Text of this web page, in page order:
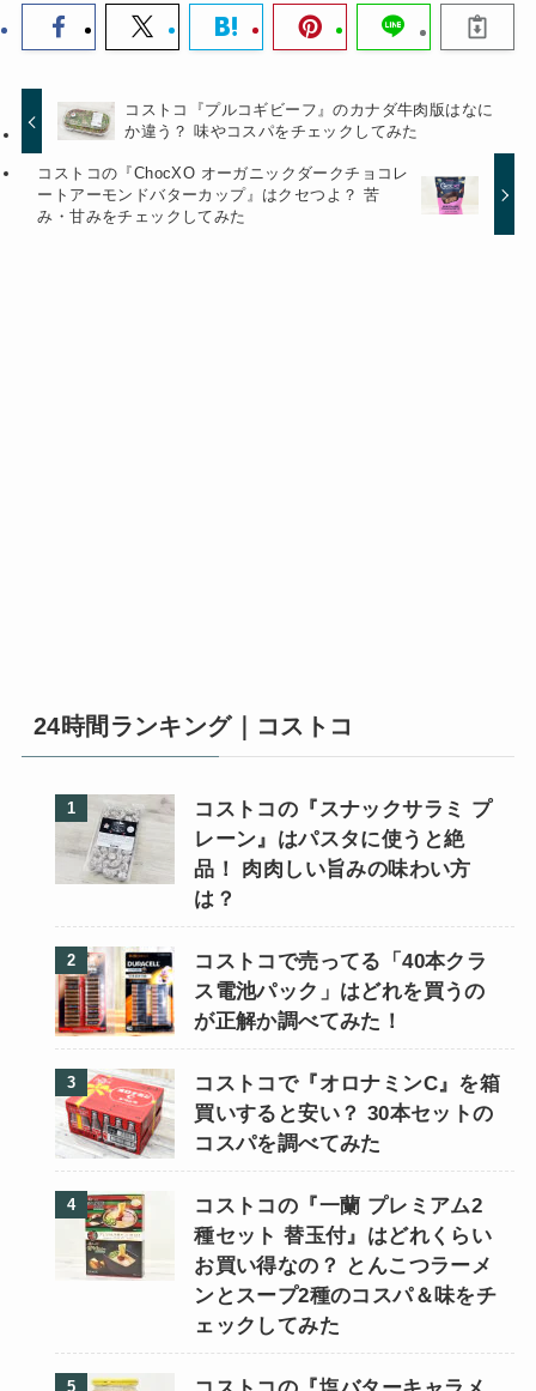
コストコ『プルコギビーフ』のカナダ牛肉版はなに
か違う？ 味やコスパをチェックしてみた
コストコの『ChocXO オーガニックダークチョコレ
ートアーモンドバターカップ』はクセつよ？ 苦
み・甘みをチェックしてみた
24時間ランキング｜コストコ
コストコの『スナックサラミ プ
レーン』はパスタに使うと絶
品！ 肉肉しい旨みの味わい方
は？
コストコで売ってる「40本クラ
ス電池パック」はどれを買うの
が正解か調べてみた！
コストコで『オロナミンC』を箱
買いすると安い？ 30本セットの
コスパを調べてみた
コストコの『一蘭 プレミアム2
種セット 替玉付』はどれくらい
お買い得なの？ とんこつラーメ
ンとスープ2種のコスパ＆味をチ
ェックしてみた